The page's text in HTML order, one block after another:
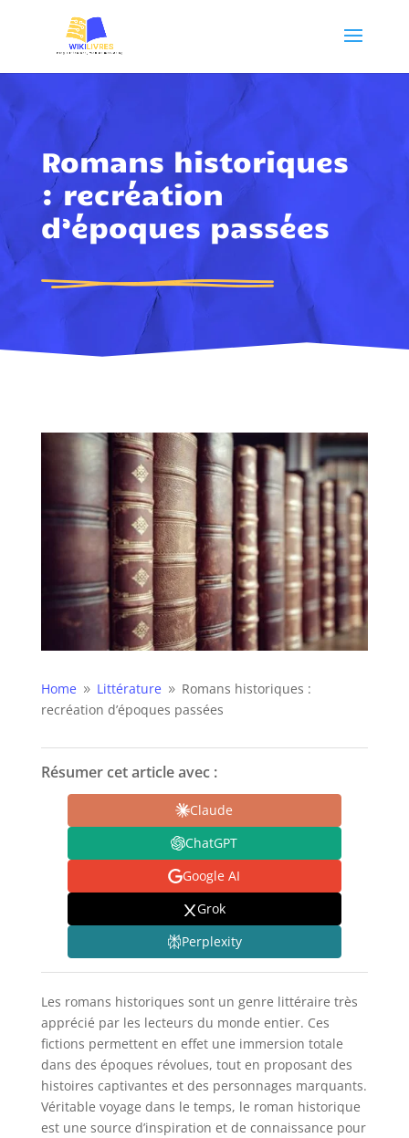
Romans historiques
: recréation
d’époques passées
Home 9 Littérature 9 Romans historiques :
recréation d’époques passées
Résumer cet article avec :
Claude
ChatGPT
Google AI
Grok
Perplexity
Les romans historiques sont un genre littéraire très
apprécié par les lecteurs du monde entier. Ces
fictions permettent en effet une immersion totale
dans des époques révolues, tout en proposant des
histoires captivantes et des personnages marquants.
Véritable voyage dans le temps, le roman historique
est une source d’inspiration et de connaissance pour